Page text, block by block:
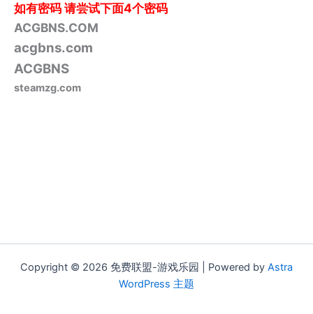
如有密码请尝试下面4个密码
ACGBNS.COM
acgbns.com
ACGBNS
steamzg.com
Copyright © 2026 免费联盟-游戏乐园 | Powered by Astra
WordPress 主题